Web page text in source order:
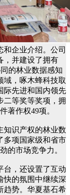
企业介绍。公司
，并建设了拥有
的林业数据感知
域，啄木蜂科技取
际先进和国内领先
二等奖等奖项，拥
著作权49项。
知识产权的林业数
多项国家级和省市
的市场竞争力。
台，还设置了互动
快的氛围中继续深
趋势。华夏基石希